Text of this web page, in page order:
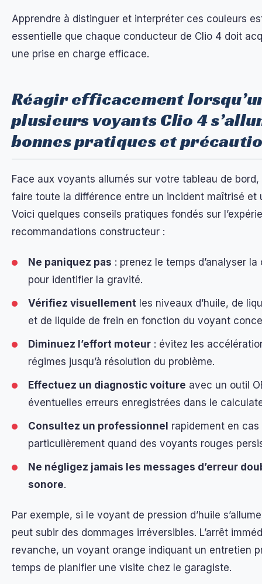
Apprendre à distinguer et interpréter ces couleurs
essentielle que chaque conducteur de Clio 4 doit
une prise en charge efficace.
Réagir efficacement
plusieurs voyants Clio 4
bonnes pratiques et
Face aux voyants allumés sur votre tableau de
faire toute la différence entre un incident maîtrisé et
Voici quelques conseils pratiques fondés sur
recommandations constructeur :
Ne paniquez pas : prenez le temps d’analyser
pour identifier la gravité.
Vérifiez visuellement les niveaux d’huile, de
et de liquide de frein en fonction du voyant
Diminuez l’effort moteur : évitez les
régimes jusqu’à résolution du problème.
Effectuez un diagnostic voiture avec un outil
éventuelles erreurs enregistrées dans le
Consultez un professionnel rapidement en cas
particulièrement quand des voyants rouges
Ne négligez jamais les messages d’erreur
sonore.
Par exemple, si le voyant de pression d’huile
peut subir des dommages irréversibles. L’arrêt
revanche, un voyant orange indiquant un entretien
temps de planifier une visite chez le garagiste.